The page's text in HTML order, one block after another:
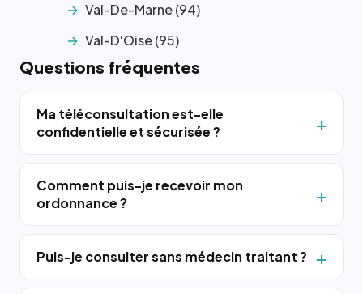
Val-De-Marne (94)
Val-D'Oise (95)
Questions fréquentes
Ma téléconsultation est-elle
confidentielle et sécurisée ?
Comment puis-je recevoir mon
ordonnance ?
Puis-je consulter sans médecin traitant ?